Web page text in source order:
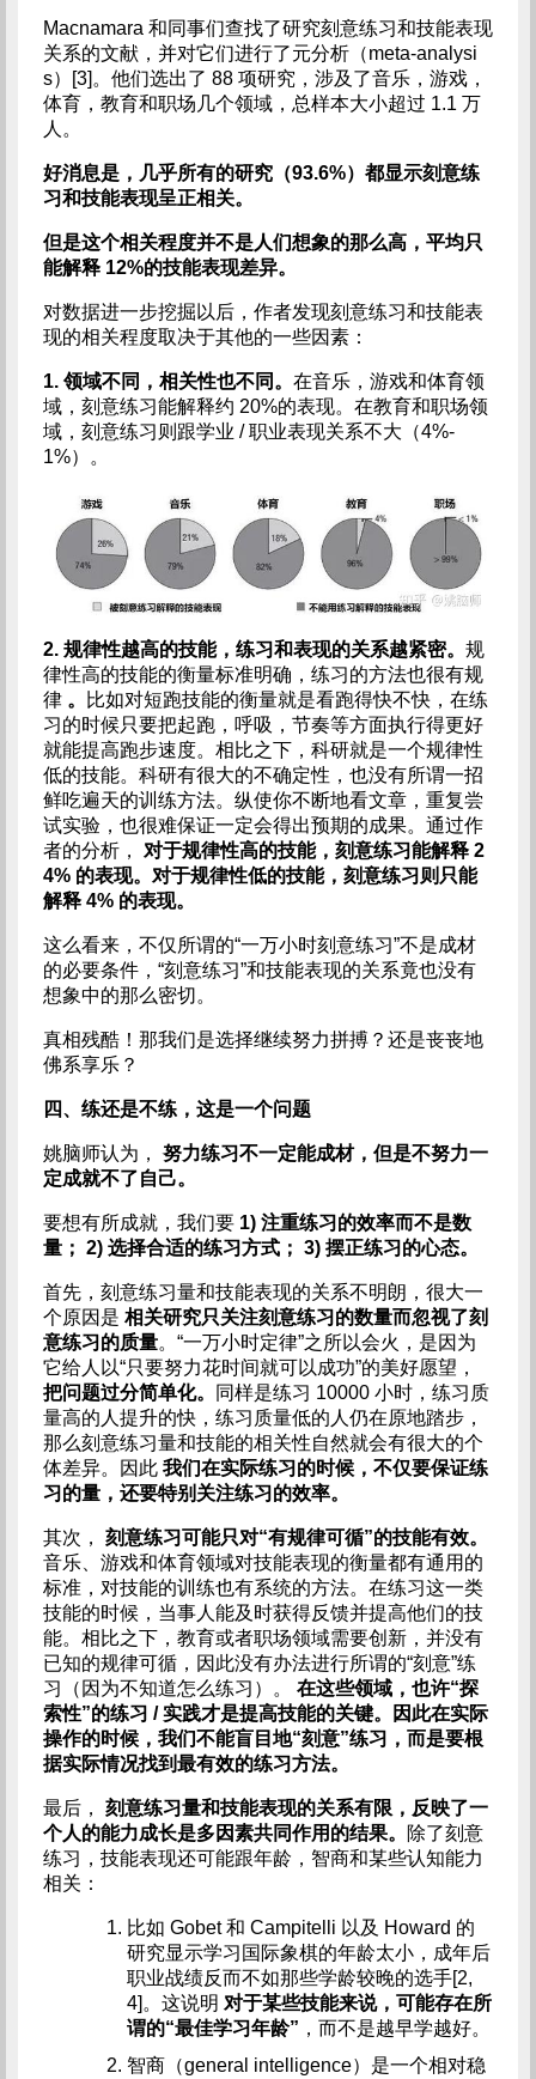
Macnamara 和同事们查找了研究刻意练习和技能表现
关系的文献，并对它们进行了元分析（meta-analysi
s）[3]。他们选出了 88 项研究，涉及了音乐，游戏，
体育，教育和职场几个领域，总样本大小超过 1.1 万
人。
好消息是，几乎所有的研究（93.6%）都显示刻意练
习和技能表现呈正相关。
但是这个相关程度并不是人们想象的那么高，平均只
能解释 12%的技能表现差异。
对数据进一步挖掘以后，作者发现刻意练习和技能表
现的相关程度取决于其他的一些因素：
1. 领域不同，相关性也不同。 在音乐，游戏和体育领
域，刻意练习能解释约 20%的表现。在教育和职场领
域，刻意练习则跟学业 / 职业表现关系不大（4%-
1%）。
2. 规律性越高的技能，练习和表现的关系越紧密。 规
律性高的技能的衡量标准明确，练习的方法也很有规
律 。
比如对短跑技能的衡量就是看跑得快不快，在练
习的时候只要把起跑，呼吸，节奏等方面执行得更好
就能提高跑步速度。相比之下，科研就是一个规律性
低的技能。科研有很大的不确定性，也没有所谓一招
鲜吃遍天的训练方法。纵使你不断地看文章，重复尝
试实验，也很难保证一定会得出预期的成果。通过作
者的分析， 对于规律性高的技能，刻意练习能解释 2
4% 的表现。对于规律性低的技能，刻意练习则只能
解释 4% 的表现。
这么看来，不仅所谓的“一万小时刻意练习”不是成材
的必要条件，“刻意练习”和技能表现的关系竟也没有
想象中的那么密切。
真相残酷！那我们是选择继续努力拼搏？还是丧丧地
佛系享乐？
四、练还是不练，这是一个问题
姚脑师认为，努力练习不一定能成材，但是不努力一
定成就不了自己。
要想有所成就，我们要 1) 注重练习的效率而不是数
量； 2) 选择合适的练习方式； 3) 摆正练习的心态。
首先，刻意练习量和技能表现的关系不明朗，很大一
个原因是 相关研究只关注刻意练习的数量而忽视了刻
意练习的质量。“一万小时定律”之所以会火，是因为
它给人以“只要努力花时间就可以成功”的美好愿望，
把问题过分简单化。
同样是练习 10000 小时，练习质
量高的人提升的快，练习质量低的人仍在原地踏步，
那么刻意练习量和技能的相关性自然就会有很大的个
体差异。因此 我们在实际练习的时候，不仅要保证练
习的量，还要特别关注练习的效率。
其次， 刻意练习可能只对“有规律可循”的技能有效。
音乐、游戏和体育领域对技能表现的衡量都有通用的
标准，对技能的训练也有系统的方法。在练习这一类
技能的时候，当事人能及时获得反馈并提高他们的技
能。相比之下，教育或者职场领域需要创新，并没有
已知的规律可循，因此没有办法进行所谓的“刻意”练
习（因为不知道怎么练习）。 在这些领域，也许“探
索性”的练习 / 实践才是提高技能的关键。因此在实际
操作的时候，我们不能盲目地“刻意”练习，而是要根
据实际情况找到最有效的练习方法。
最后， 刻意练习量和技能表现的关系有限，反映了一
个人的能力成长是多因素共同作用的结果。
除了刻意
练习，技能表现还可能跟年龄，智商和某些认知能力
相关：
比如 Gobet 和 Campitelli 以及 Howard 的
研究显示学习国际象棋的年龄太小，成年后
职业战绩反而不如那些学龄较晚的选手[2,
4]。这说明 对于某些技能来说，可能存在所
谓的“最佳学习年龄” ，而不是越早学越好。
智商（general intelligence）是一个相对稳